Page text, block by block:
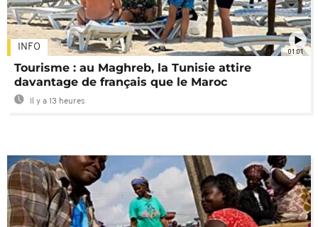
01:01
INFO
Tourisme : au Maghreb, la Tunisie attire
davantage de français que le Maroc
Il y a 13 heures